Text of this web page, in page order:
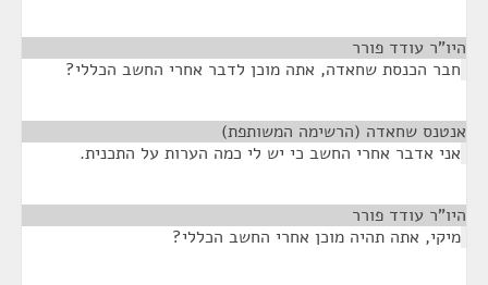
היו"ר עודד פורר
חבר הכנסת שחאדה, אתה מוכן לדבר אחרי החשב הכללי?
אנטנס שחאדה (הרשימה המשותפת)
אני אדבר אחרי החשב כי יש לי כמה הערות על התכנית.
היו"ר עודד פורר
מיקי, אתה תהיה מוכן אחרי החשב הכללי?